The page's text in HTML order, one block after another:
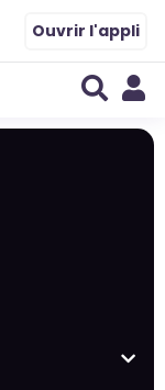
Ouvrir l'appli